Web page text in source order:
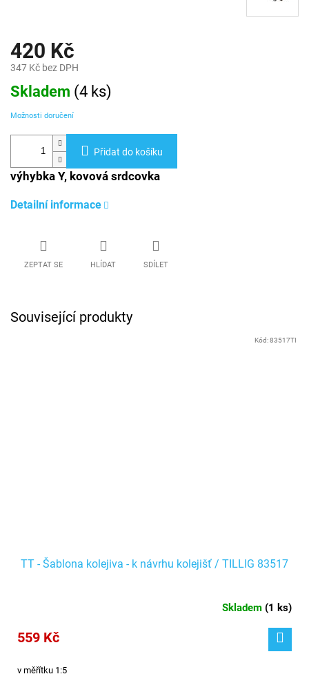
420 Kč
347 Kč bez DPH
Měrná
cena:
Skladem (4 ks)
Možnosti doručení
Přidat do košíku
výhybka Y, kovová srdcovka
Detailní informace
ZEPTAT SE HLÍDAT SDÍLET
Související produkty
TT - Šablona kolejiva - k návrhu kolejišť / TILLIG 83517
Skladem (1 ks)
559 Kč
v měřítku 1:5
Kód:83517TI